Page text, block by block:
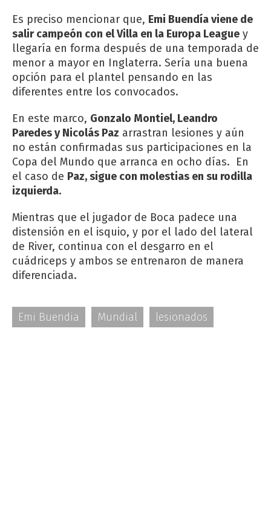
Es preciso mencionar que, Emi Buendía viene de
salir campeón con el Villa en la Europa League y
llegaría en forma después de una temporada de
menor a mayor en Inglaterra. Sería una buena
opción para el plantel pensando en las
diferentes entre los convocados.
En este marco, Gonzalo Montiel, Leandro
Paredes y Nicolás Paz arrastran lesiones y aún
no están confirmadas sus participaciones en la
Copa del Mundo que arranca en ocho días. En
el caso de Paz, sigue con molestias en su rodilla
izquierda.
Mientras que el jugador de Boca padece una
distensión en el isquio, y por el lado del lateral
de River, continua con el desgarro en el
cuádriceps y ambos se entrenaron de manera
diferenciada.
Emi Buendia Mundial lesionados